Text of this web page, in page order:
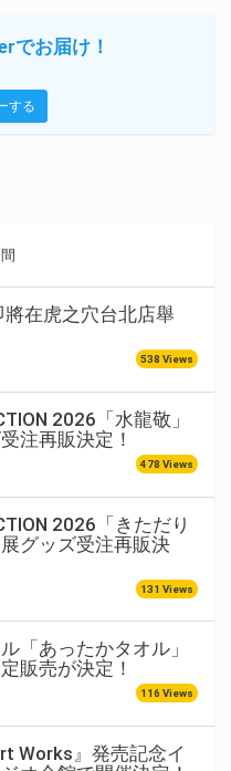
でお届け！
する
將在虎之穴台北店舉
538 Views
2026「水龍敬」
注再販決定！
478 Views
2026「きただり
グッズ受注再販決
131 Views
「あったかタオル」
販売が決定！
116 Views
Works』発売記念イ